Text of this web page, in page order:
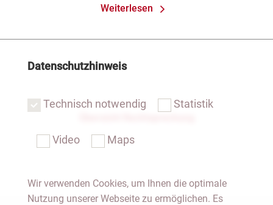
Weiterlesen
Datenschutzhinweis
Technisch notwendig Statistik
Video Maps
Wir verwenden Cookies, um Ihnen die optimale
Nutzung unserer Webseite zu ermöglichen. Es